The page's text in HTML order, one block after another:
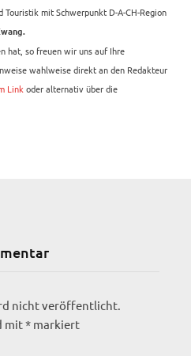
mit Schwerpunkt D-A-CH-Region
hat, so freuen wir uns auf Ihre
wahlweise direkt an den Redakteur
Link oder alternativ über die
nicht veröffentlicht.
mit* markiert